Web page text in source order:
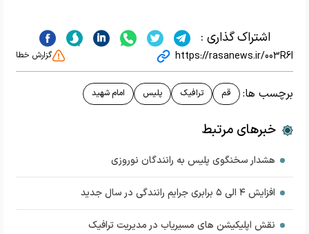
اشتراک گذاری :
https://rasanews.ir/003R6l گزارش خطا
برچسب ها: قم ترافیک پلیس امام شهید
خبرهای مرتبط
هشدار سخنگوی پلیس به رانندگان نوروزی
افزایش ۴ الی ۵ برابری جرایم رانندگی در سال جدید
نقش اپلیکیشن های مسیریاب در مدیریت ترافیک